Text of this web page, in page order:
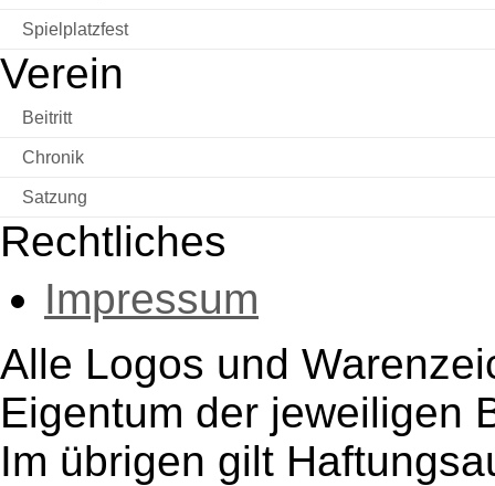
Spielplatzfest
Verein
Beitritt
Chronik
Satzung
Rechtliches
Impressum
Alle Logos und
Eigentum der jeweiligen
Im übrigen gilt